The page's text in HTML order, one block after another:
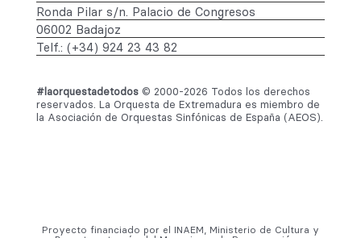
Ronda Pilar s/n. Palacio de Congresos
06002 Badajoz
Telf.: (+34) 924 23 43 82
#laorquestadetodos© 2000-2026 Todos los derechos
reservados. La Orquesta de Extremadura es miembro de
la Asociación de Orquestas Sinfónicas de España (AEOS).
Proyecto financiado por el INAEM, Ministerio de Cultura y